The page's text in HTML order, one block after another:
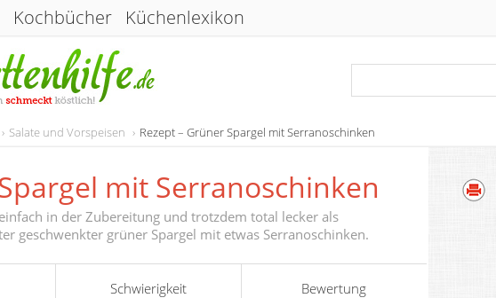
Kochbücher Küchenlexikon
Salate und Vorspeisen Rezept – Grüner Spargel mit Serranoschinken
mit Serranoschinken
in der Zubereitung und trotzdem total lecker als
geschwenkter grüner Spargel mit etwas Serranoschinken.
Schwierigkeit Bewertung